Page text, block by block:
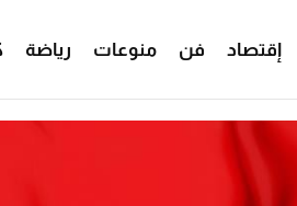
إقتصاد فن منوعات رياضة